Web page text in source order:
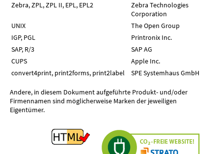
Zebra, ZPL, ZPL II, EPL, EPL2
Zebra Technologies
Corporation
UNIX
The Open Group
IGP, PGL
Printronix Inc.
SAP, R/3
SAP AG
CUPS
Apple Inc.
convert4print, print2forms, print2label
SPE Systemhaus GmbH
Andere, in diesem Dokument aufgeführte Produkt- und/oder
Firmennamen sind möglicherweise Marken der jeweiligen
Eigentümer.